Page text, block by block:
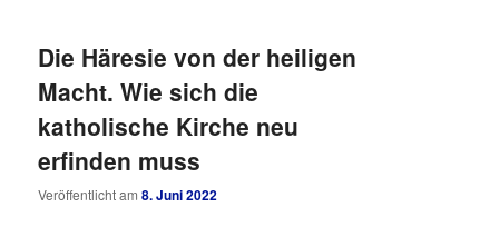
Die Häresie von der heiligen
Macht. Wie sich die
katholische Kirche neu
erfinden muss
Veröffentlicht am8. Juni 2022